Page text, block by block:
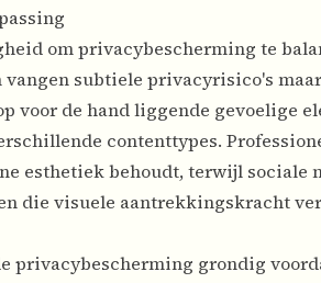
om privacybescherming te
subtiele privacyrisico's
voor de hand liggende gevoelige
contenttypes.
esthetiek behoudt, terwijl
die visuele aantrekkingskracht
privacybescherming grondig